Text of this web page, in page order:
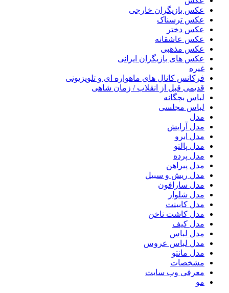
عکس بازیگران خارجی
عکس ترسناک
عکس دختر
عکس عاشقانه
عکس مذهبی
عکس های بازیگران ایرانی
غیره
فرکانس کانال های ماهواره ای و تلویزیونی
قدیمی قبل از انقلاب / زمان شاهی
لباس بچگانه
لباس مجلسی
مدل
مدل آرایش
مدل ابرو
مدل پالتو
مدل پرده
مدل پیراهن
مدل ریش و سبیل
مدل سارافون
مدل شلوار
مدل کابینت
مدل کاشت ناخن
مدل کیف
مدل لباس
مدل لباس عروس
مدل مانتو
مشخصات
معرفی وب سایت
مو